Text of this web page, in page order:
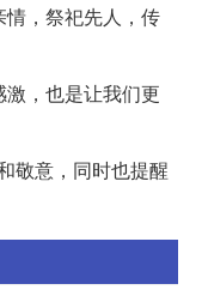
，祭祀先人，传
，也是让我们更
敬意，同时也提醒